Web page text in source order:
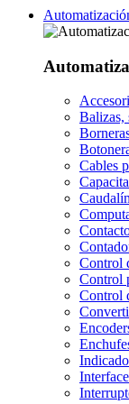
Balizas,
Cables
Control
Control
Control